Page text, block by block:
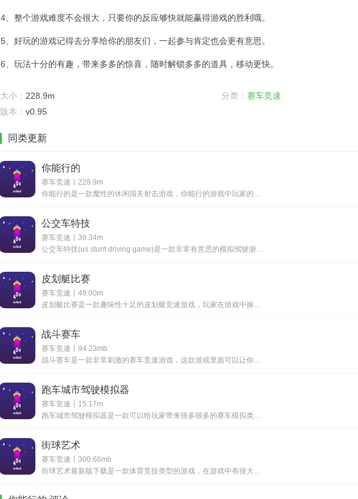
4、整个游戏难度不会很大，只要你的反应够快就能赢得游戏的胜利哦。
5、好玩的游戏记得去分享给你的朋友们，一起参与肯定也会更有意思。
6、玩法十分的有趣，带来多多的惊喜，随时解锁多多的道具，移动更快。
大小： 228.9m 分类： 赛车竞速
版本： v0.95
同类更新
你能行的
赛车竞速丨228.9m
你能行的是一款魔性的休闲闯关射击游戏，你能行的游戏中玩家的目标就是使用弓箭来捕捉绵羊，你能行的没有大家想象中的这么简单，因为你能行的中的绵羊是随时都会移动的！游戏介绍你能行的是一款射击闯关类游戏，你可以通过射击各种物体来捕捉绵羊，你能行的游
公交车特技
赛车竞速丨39.34m
公交车特技(us stunt driving game)是一款非常有意思的模拟驾驶游戏，这款游戏的玩家需要驾驶公交车去执行各种运输任务，游戏里面拥有很多的关卡等着你前来挑战，关卡的挑战难度会不断的提升，给各位玩家带来很多的乐趣。游戏简介公共
皮划艇比赛
赛车竞速丨49.00m
皮划艇比赛是一款趣味性十足的皮划艇竞速游戏，玩家在游戏中操控皮划艇与其他玩家展开较量，通过手指的点击和滑动来控制你的划艇躲避地图中的各种障碍，防止自己的划艇碰撞损坏，玩法简单有趣，游戏中有大量的任务供玩家驾驶划艇去挑战，挑战成功将会有丰厚的
战斗赛车
赛车竞速丨94.23mb
战斗赛车是一款非常刺激的赛车竞速游戏，这款游戏里面可以让你选择的车辆很丰富，玩家完成任务通过关卡就可以轻松获取，游戏的画面非常精美，采用了卡通风格的画面设计，让玩家在体验游戏的时候能够获取更好的视觉体验感。游戏简介格斗赛车是一款激动人心的赛
跑车城市驾驶模拟器
赛车竞速丨15.17m
跑车城市驾驶模拟器是一款可以给玩家带来很多很多的赛车模拟类游戏，这款游戏拥有很多的跑车可以让玩家选择，丰富的玩法模式可以给你带来很多的乐趣，游戏的画质非常精美，把游戏的场景都设计的非常真实，给玩家带来最真实的游戏体验感。游戏简介赛车城市驾驶
街球艺术
赛车竞速丨300.66mb
街球艺术最新版下载是一款体育竞技类型的游戏，在游戏中有很大的特色和优势，完整的篮球技能竞赛，海量服装，嘻哈潮流，个性化装扮，引领时尚，在游戏中体验不一样的玩法和模式，街球艺术最新版值得下载！街球艺术最新版介绍公平正义，竞技决斗，完整的篮球技